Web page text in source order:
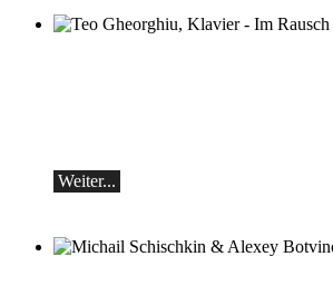
Weiter...